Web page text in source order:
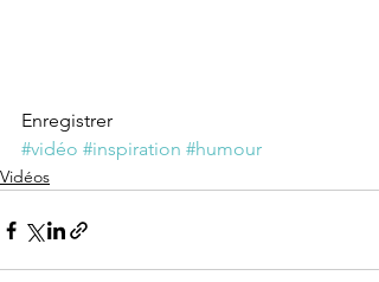
Enregistrer
#vidéo #inspiration #humour
Vidéos